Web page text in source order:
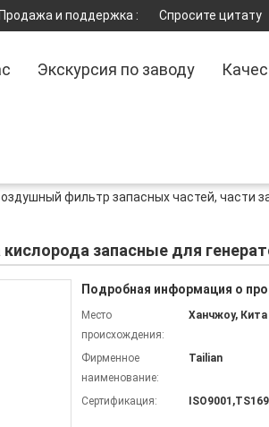
Продажа и поддержка : Спросите цитату
Экскурсия по заводу
фильтр запасных частей, части
запасные для
Подробная информация о
Место
происхождения:
Ханчжоу, Кита
Фирменное
наименование:
Tailian
Сертификация: